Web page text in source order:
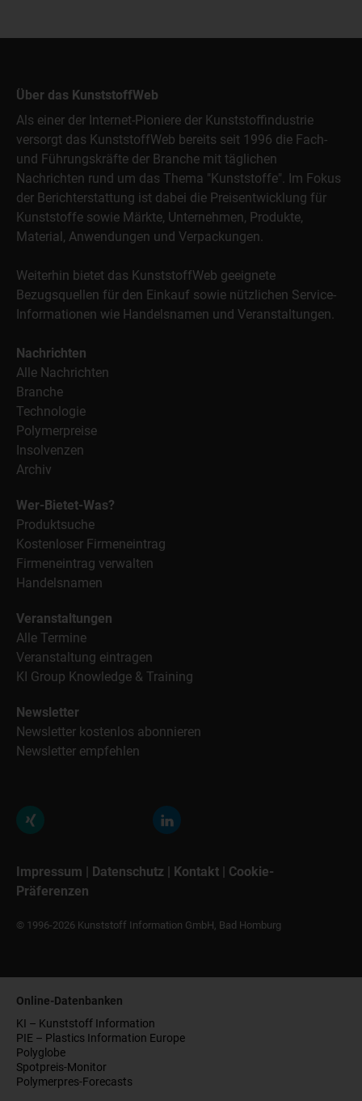
Über das KunststoffWeb
Als einer der Internet-Pioniere der Kunststoffindustrie
versorgt das KunststoffWeb bereits seit 1996 die Fach-
und Führungskräfte der Branche mit täglichen
Nachrichten rund um das Thema "Kunststoffe". Im Fokus
der Berichterstattung ist dabei die Preisentwicklung für
Kunststoffe sowie Märkte, Unternehmen, Produkte,
Material, Anwendungen und Verpackungen.
Weiterhin bietet das KunststoffWeb geeignete
Bezugsquellen für den Einkauf sowie nützlichen Service-
Informationen wie Handelsnamen und Veranstaltungen.
Nachrichten
Alle Nachrichten
Branche
Technologie
Polymerpreise
Insolvenzen
Archiv
Wer-Bietet-Was?
Produktsuche
Kostenloser Firmeneintrag
Firmeneintrag verwalten
Handelsnamen
Veranstaltungen
Alle Termine
Veranstaltung eintragen
KI Group Knowledge & Training
Newsletter
Newsletter kostenlos abonnieren
Newsletter empfehlen
Impressum | Datenschutz | Kontakt | Cookie-
Präferenzen
© 1996-2026 Kunststoff Information GmbH, Bad Homburg
Online-Datenbanken
KI – Kunststoff Information
PIE – Plastics Information Europe
Polyglobe
Spotpreis-Monitor
Polymerpres-Forecasts